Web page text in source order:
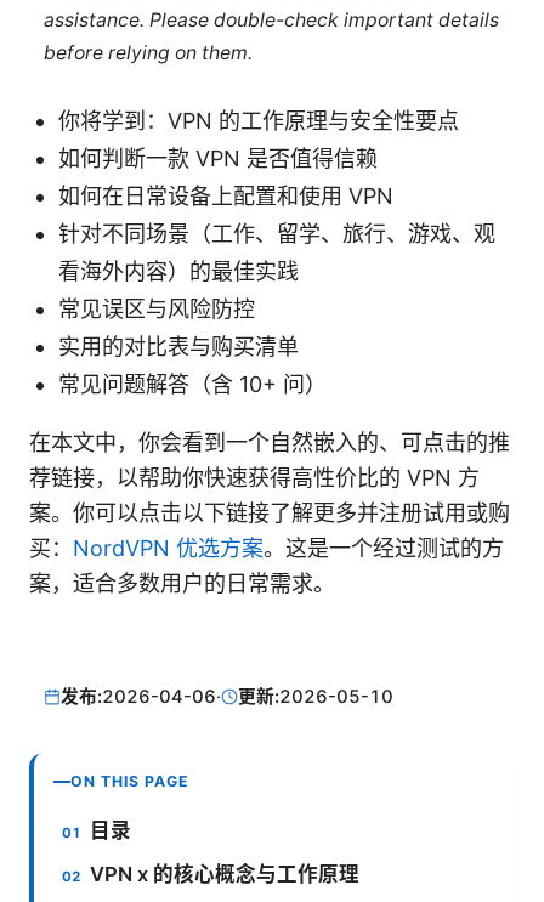
assistance. Please double-check important details
before relying on them.
你将学到：VPN 的工作原理与安全性要点
如何判断一款 VPN 是否值得信赖
如何在日常设备上配置和使用 VPN
针对不同场景（工作、留学、旅行、游戏、观
看海外内容）的最佳实践
常见误区与风险防控
实用的对比表与购买清单
常见问题解答（含 10+ 问）
在本文中，你会看到一个自然嵌入的、可点击的推
荐链接，以帮助你快速获得高性价比的 VPN 方
案。你可以点击以下链接了解更多并注册试用或购
买： NordVPN 优选方案。这是一个经过测试的方
案，适合多数用户的日常需求。
发布:2026-04-06· 更新:2026-05-10
ON THIS PAGE
目录
VPN x 的核心概念与工作原理